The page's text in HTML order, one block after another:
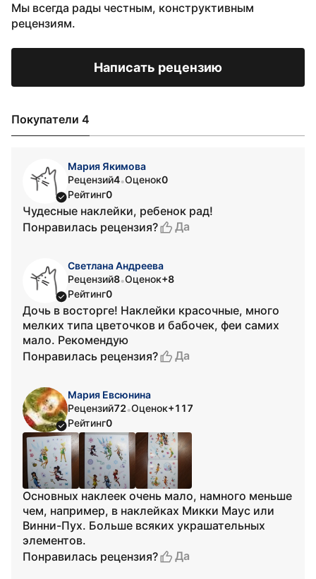
Мы всегда рады честным, конструктивным
рецензиям.
Написать рецензию
Покупатели 4
Мария Якимова
Рецензий4•Оценок0
Рейтинг0
Чудесные наклейки, ребенок рад!
Понравилась рецензия?
Да
Светлана Андреева
Рецензий8•Оценок+8
Рейтинг0
Дочь в восторге! Наклейки красочные, много
мелких типа цветочков и бабочек, феи самих
мало. Рекомендую
Понравилась рецензия?
Да
Мария Евсюнина
Рецензий72•Оценок+117
Рейтинг0
Основных наклеек очень мало, намного меньше
чем, например, в наклейках Микки Маус или
Винни-Пух. Больше всяких украшательных
элементов.
Понравилась рецензия?
Да